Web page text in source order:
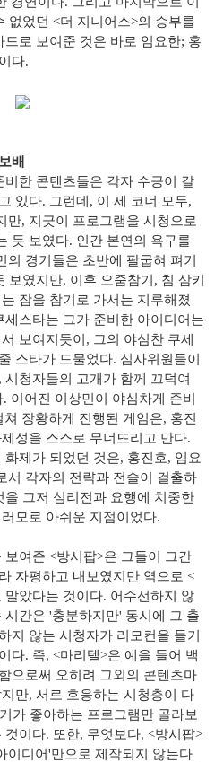
없었던 <더 지니어스>의 승부를
로 보여준 것은 바로 임요한; 홍
다.
배
한 콘텐츠들은 각자 수긍이 갈
있다. 그런데, 이 세 코너 모두,
만, 지긋이 프로그램을 시청으로
듯 보였다. 인간 본연의 욕구를
경기들은 초반에 팔굽혀 펴기
보였지만, 이후 오줌참기, 침 삼키
잠을 참기로 가서는 지루해졌
스타는 그가 준비한 아이디어는
보여지듯이, 그의 야심찬 쿠세
스타가 드물었다. 심사위원들이
청자들의 고개가 함께 끄덕여
이어진 이상민이 야심차게 준비
장황하게 진행된 게임은, 홍진
성을 스스로 무너뜨리고 만다.
제가 되었던 것은, 홍진호, 임요
서 각자의 전략과 전술이 걸출하
그저 심리전과 요행에 치중한
모로 아쉬운 지점이었다.
여준 <방시팝>은 그들이 그간
자평하고 내보였지만 역으로 <
말았다는 것이다. 어수선하지 않
간은 '충분하지만' 동시에 그 출
지 않는 시청자가 리모컨을 들기
다. 즉, <마리텔>은 예을 들어 백
으로써 오히려 그외의 콘텐츠마
만, 서로 호응하는 시청층이 다
가 좋아하는 프로그램만 골라보
이다. 또한, 무엇보다, <방시팝>
이디어'만으로 제작되지 않는다